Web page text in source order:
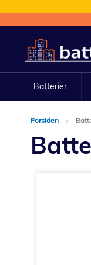
to
Content
Batterier
Forsiden